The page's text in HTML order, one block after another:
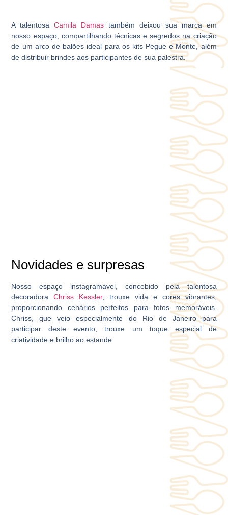
A talentosaCamila Damas também deixou sua marca em
nosso espaço, compartilhando técnicas e segredos na criação
de um arco de balões ideal para os kits Pegue e Monte, além
de distribuir brindes aos participantes de sua palestra.
Novidades e surpresas
Nosso espaço instagramável, concebido pela talentosa
decoradoraChriss Kessler, trouxe vida e cores vibrantes,
proporcionando cenários perfeitos para fotos memoráveis.
Chriss, que veio especialmente do Rio de Janeiro para
participar deste evento, trouxe um toque especial de
criatividade e brilho ao estande.